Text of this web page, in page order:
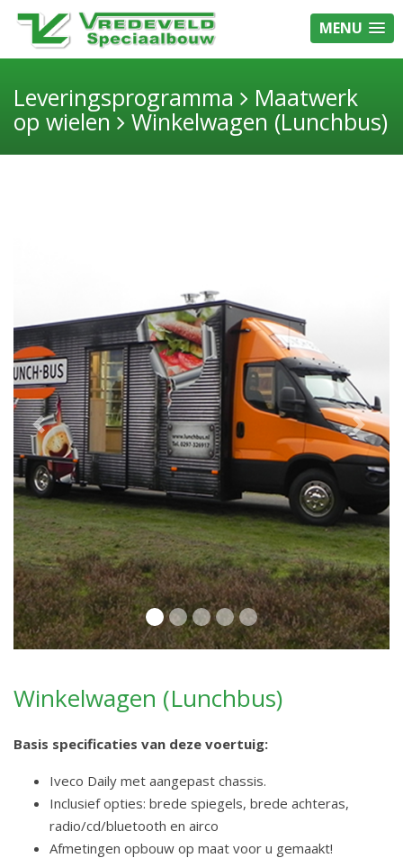
MENU
Leveringsprogramma Maatwerk
op wielen Winkelwagen (Lunchbus)
Previous Next
Winkelwagen (Lunchbus)
Basis specificaties van deze voertuig:
Iveco Daily met aangepast chassis.
Inclusief opties: brede spiegels, brede achteras,
radio/cd/bluetooth en airco
Afmetingen opbouw op maat voor u gemaakt!